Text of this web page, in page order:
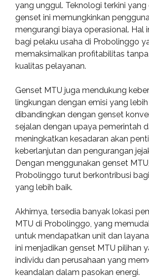
yang unggul. Teknologi terkini
genset ini memungkinkan
mengurangi biaya operasional. Hal
bagi pelaku usaha di Probolinggo
memaksimalkan profitabilitas
kualitas pelayanan.
Genset MTU juga mendukung
lingkungan dengan emisi yang
dibandingkan dengan genset
sejalan dengan upaya pemerintah
meningkatkan kesadaran akan
keberlanjutan dan pengurangan
Dengan menggunakan genset
Probolinggo turut berkontribusi
yang lebih baik.
Akhirnya, tersedia banyak lokasi
MTU di Probolinggo, yang
untuk mendapatkan unit dan
ini menjadikan genset MTU pilihan
individu dan perusahaan yang
keandalan dalam pasokan energi.